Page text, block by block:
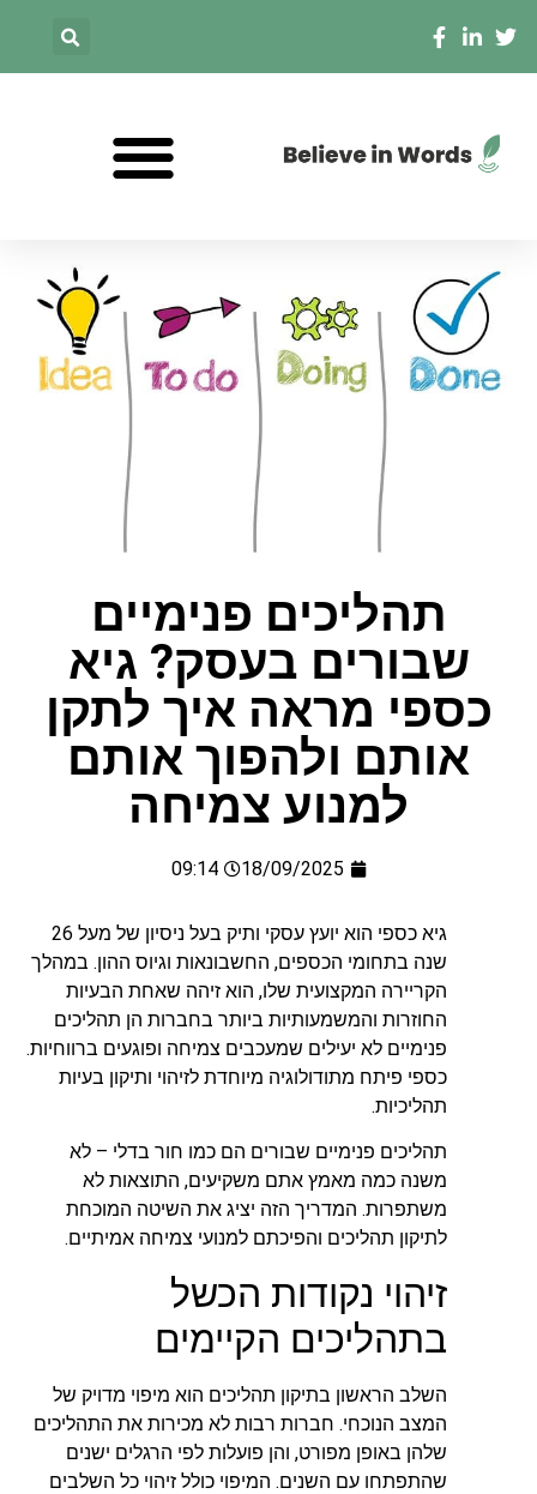
תהליכים פנימיים
שבורים בעסק? גיא
כספי מראה איך לתקן
אותם ולהפוך אותם
למנוע צמיחה
18/09/2025
09:14
גיא כספי הוא יועץ עסקי ותיק בעל ניסיון של מעל 26
שנה בתחומי הכספים, החשבונאות וגיוס ההון. במהלך
הקריירה המקצועית שלו, הוא זיהה שאחת הבעיות
החוזרות והמשמעותיות ביותר בחברות הן תהליכים
פנימיים לא יעילים שמעכבים צמיחה ופוגעים ברווחיות.
כספי פיתח מתודולוגיה מיוחדת לזיהוי ותיקון בעיות
תהליכיות.
תהליכים פנימיים שבורים הם כמו חור בדלי – לא
משנה כמה מאמץ אתם משקיעים, התוצאות לא
משתפרות. המדריך הזה יציג את השיטה המוכחת
לתיקון תהליכים והפיכתם למנועי צמיחה אמיתיים.
זיהוי נקודות הכשל
בתהליכים הקיימים
השלב הראשון בתיקון תהליכים הוא מיפוי מדויק של
המצב הנוכחי. חברות רבות לא מכירות את התהליכים
שלהן באופן מפורט, והן פועלות לפי הרגלים ישנים
שהתפתחו עם השנים. המיפוי כולל זיהוי כל השלבים